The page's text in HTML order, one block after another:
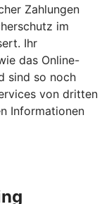
Zahlungen
im
Ihr
das Online-
sind so noch
von dritten
Informationen